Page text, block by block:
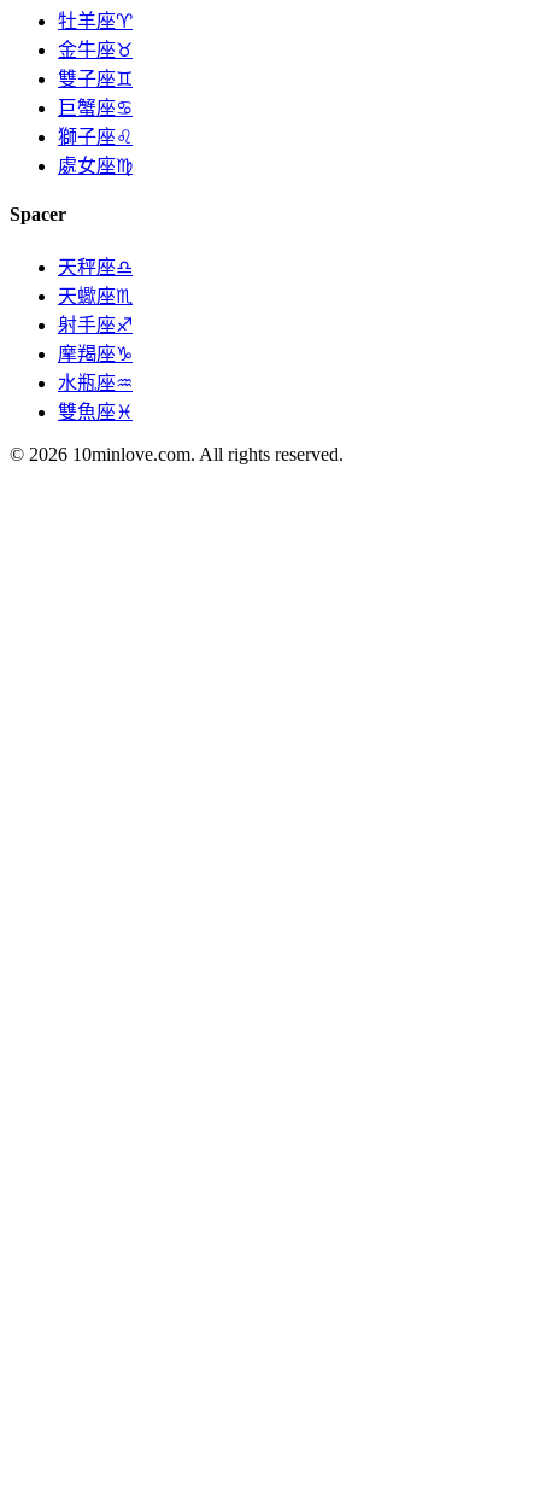
牡羊座♈
金牛座♉
雙子座♊
巨蟹座♋
獅子座♌
處女座♍
Spacer
天秤座♎
天蠍座♏
射手座♐
摩羯座♑
水瓶座♒
雙魚座♓
© 2026 10minlove.com. All rights reserved.